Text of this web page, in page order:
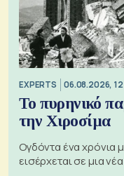
EXPERTS 06.08.2026,
Το πυρηνικό
την Χιροσίμα
Ογδόντα ένα χρόνια
εισέρχεται σε μια